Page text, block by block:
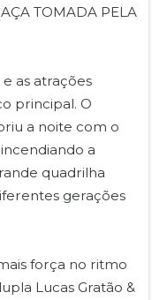
TOMADA PELA
as atrações
principal. O
a noite com o
a
quadrilha
gerações
força no ritmo
Lucas Gratão &